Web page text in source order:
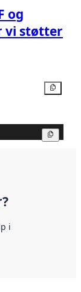
og
vi støtter
i